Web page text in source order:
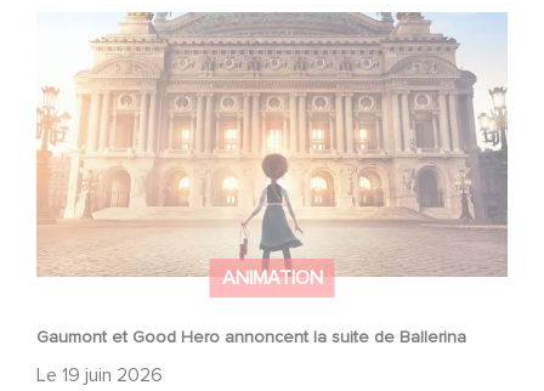
ANIMATION
Gaumont et Good Hero annoncent la suite de Ballerina
Le 19 juin 2026
Gaumont et Good Hero annoncent la suite de Ballerina